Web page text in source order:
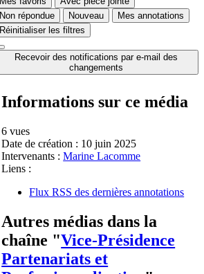
Non répondue
Nouveau
Mes annotations
Réinitialiser les filtres
Recevoir des notifications par e-mail des
changements
Informations sur ce média
6 vues
Date de création : 10 juin 2025
Intervenants : Marine Lacomme
Liens :
Flux RSS des dernières annotations
Autres médias dans la
chaîne "Vice-Présidence
Partenariats et